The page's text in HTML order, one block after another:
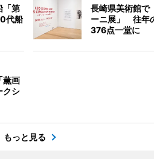
「第
代船
長崎県美術館で
ーニ展」 往年
376点一堂に
薫画
シ
もっと見る